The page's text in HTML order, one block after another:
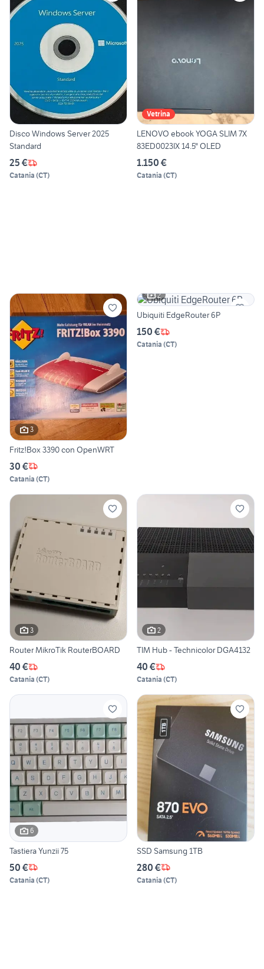
Disco Windows Server 2025
Standard
25 €
Catania (CT)
Vetrina
LENOVO ebook YOGA SLIM 7X
83ED0023IX 14.5" OLED
1.150 €
Catania (CT)
3
Fritz!Box 3390 con OpenWRT
30 €
Catania (CT)
2
Ubiquiti EdgeRouter 6P
150 €
Catania (CT)
3
Router MikroTik RouterBOARD
40 €
Catania (CT)
2
TIM Hub - Technicolor DGA4132
40 €
Catania (CT)
6
Tastiera Yunzii 75
50 €
Catania (CT)
SSD Samsung 1TB
280 €
Catania (CT)